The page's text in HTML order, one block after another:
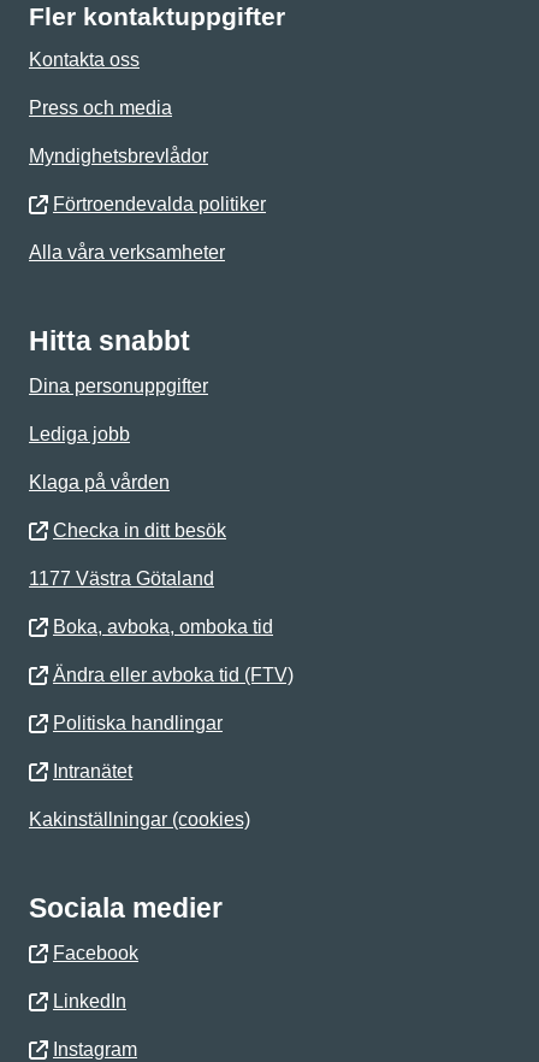
Fler kontaktuppgifter
Kontakta oss
Press och media
Myndighetsbrevlådor
Förtroendevalda politiker
Alla våra verksamheter
Hitta snabbt
Dina personuppgifter
Lediga jobb
Klaga på vården
Checka in ditt besök
1177 Västra Götaland
Boka, avboka, omboka tid
Ändra eller avboka tid (FTV)
Politiska handlingar
Intranätet
Kakinställningar (cookies)
Sociala medier
Facebook
LinkedIn
Instagram